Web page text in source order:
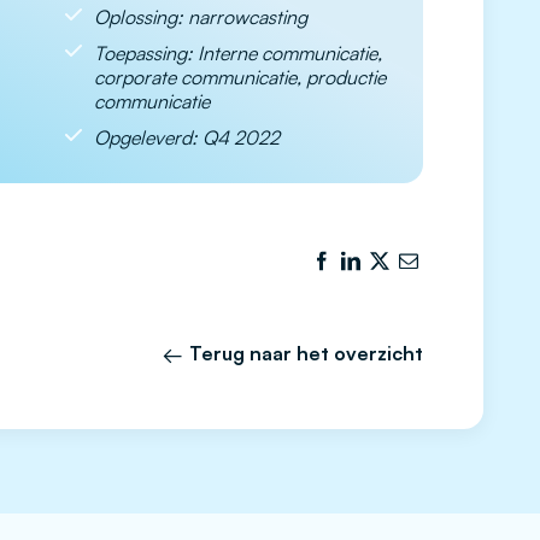
Oplossing: narrowcasting
Toepassing: Interne communicatie,
corporate communicatie, productie
communicatie
Opgeleverd: Q4 2022
Terug naar het overzicht